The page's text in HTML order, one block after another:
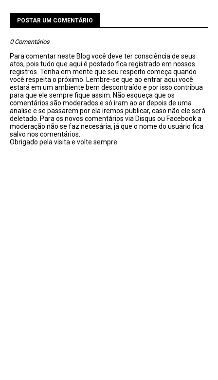
POSTAR UM COMENTÁRIO
0 Comentários
Para comentar neste Blog você deve ter consciência de seus
atos, pois tudo que aqui é postado fica registrado em nossos
registros. Tenha em mente que seu respeito começa quando
você respeita o próximo. Lembre-se que ao entrar aqui você
estará em um ambiente bem descontraído e por isso contribua
para que ele sempre fique assim. Não esqueça que os
comentários são moderados e só iram ao ar depois de uma
analise e se passarem por ela iremos publicar, caso não ele será
deletado. Para os novos comentários via Disqus ou Facebook a
moderação não se faz necesária, já que o nome do usuário fica
salvo nos comentários.
Obrigado pela visita e volte sempre.